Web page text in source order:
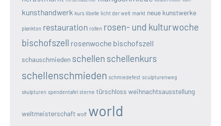
kunsthandwerk kurs libelle licht der welt markt neue kunstwerke
plankton restauration rollen rosen- und kulturwoche
bischofszell rosenwoche bischofszell
schauschmieden schellen schellenkurs
schellenschmieden schmiedefest sculpturenweg
skulpturen spendentafel sterne türschloss weihnachtsausstellung
weltmeisterschaft wolf world